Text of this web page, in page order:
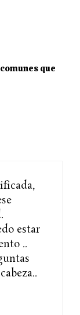
que
estar
..